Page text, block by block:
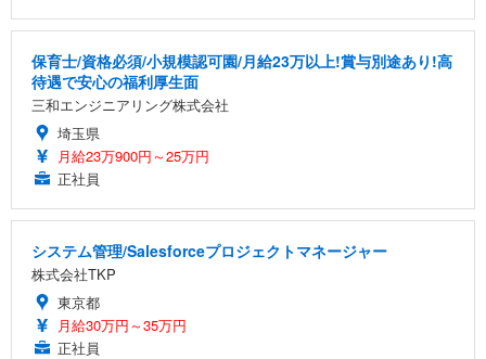
保育士/資格必須/小規模認可園/月給23万以上!賞与別途あり!高
待遇で安心の福利厚生面
三和エンジニアリング株式会社
埼玉県
月給23万900円～25万円
正社員
システム管理/Salesforceプロジェクトマネージャー
株式会社TKP
東京都
月給30万円～35万円
正社員